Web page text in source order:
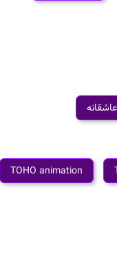
TOHO animation